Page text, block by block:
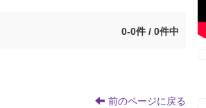
0-0件 / 0件中
前のページに戻る